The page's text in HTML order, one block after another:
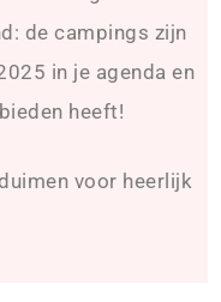
de campings zijn
in je agenda en
heeft!
voor heerlijk